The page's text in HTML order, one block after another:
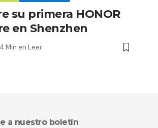
su primera HONOR
en Shenzhen
4 Min en Leer
a nuestro boletín